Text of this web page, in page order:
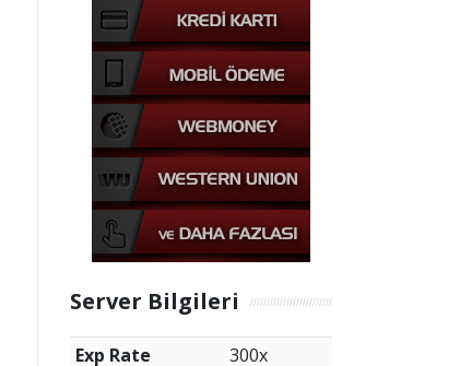
Server Bilgileri
Exp Rate 300x